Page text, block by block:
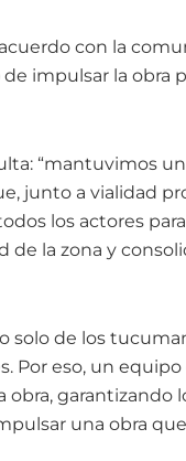
con la
de impulsar la obra
“mantuvimos
junto a vialidad
los actores
la zona y
solo de los
Por eso, un
obra, garantizando
una obra que